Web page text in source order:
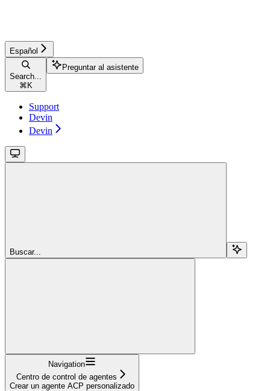
Español
Search...
⌘ K
Preguntar al asistente
Support
Devin
Devin
Buscar...
Navigation
Centro de control de agentes
Crear un agente ACP personalizado